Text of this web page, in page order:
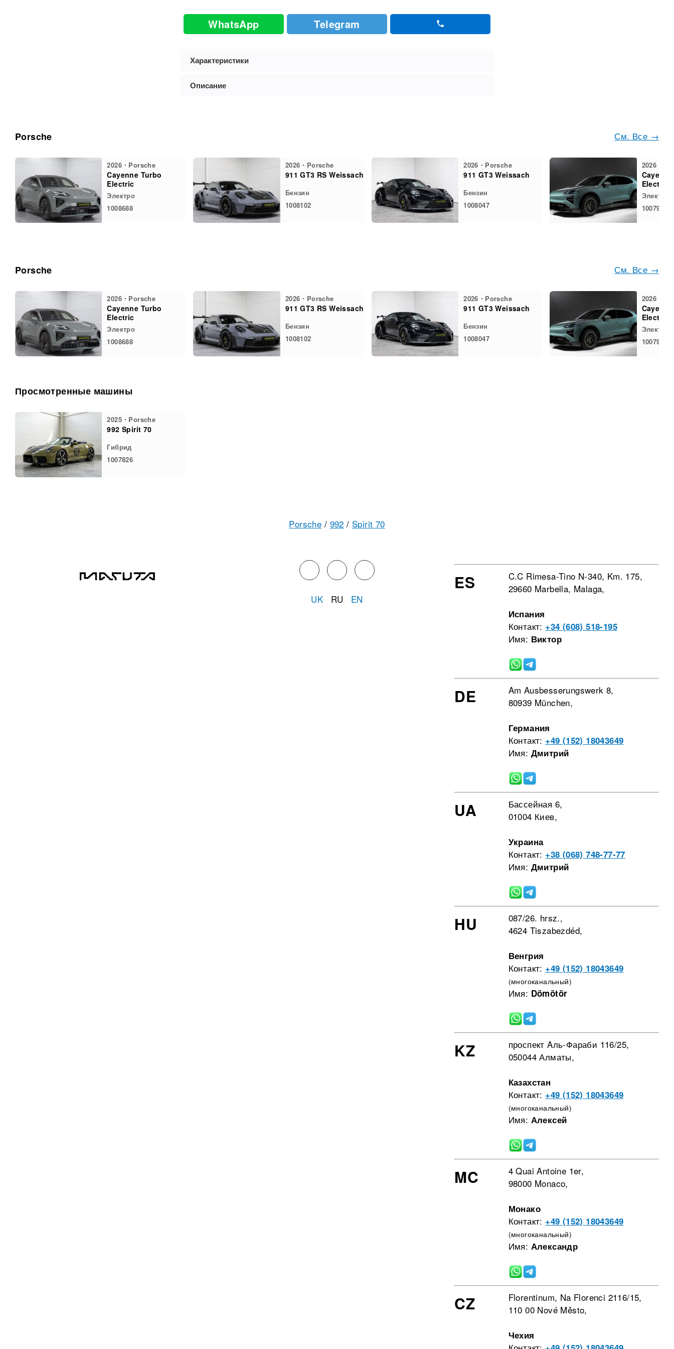
WhatsApp Telegram
Характеристики
Описание
См. Все →
Porsche
2026・Porsche
Cayenne Turbo
Electric
Электро
1008688
2026・Porsche
911 GT3 RS Weissach
Бензин
1008102
2026・Porsche
911 GT3 Weissach
Бензин
1008047
2026・
Electric
Электро
1007975
См. Все →
Porsche
2026・Porsche
Cayenne Turbo
Electric
Электро
1008688
2026・Porsche
911 GT3 RS Weissach
Бензин
1008102
2026・Porsche
911 GT3 Weissach
Бензин
1008047
2026・
Electric
Электро
1007975
Просмотренные машины
2025・Porsche
992 Spirit 70
Гибрид
1007826
Porsche / 992 / Spirit 70
UK RU EN
ES
C.C Rimesa-Tino N-340, Km. 175,
29660 Marbella, Malaga,
Испания
Контакт: +34 (608) 518-195
Имя: Виктор
DE
Am Ausbesserungswerk 8,
80939 München,
Германия
Контакт: +49 (152) 18043649
Имя: Дмитрий
UA
Бассейная 6,
01004 Киев,
Украина
Контакт: +38 (068) 748-77-77
Имя: Дмитрий
HU
087/26. hrsz.,
4624 Tiszabezdéd,
Венгрия
Контакт: +49 (152) 18043649
(многоканальный)
Имя: Dömötör
KZ
проспект Aль-Фараби 116/25,
050044 Алматы,
Казахстан
Контакт: +49 (152) 18043649
(многоканальный)
Имя: Алексей
MC
4 Quai Antoine 1er,
98000 Monaco,
Монако
Контакт: +49 (152) 18043649
(многоканальный)
Имя: Александр
CZ
Florentinum, Na Florenci 2116/15,
110 00 Nové Město,
Чехия